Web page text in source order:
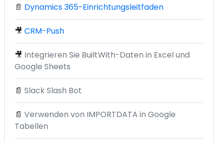
📄 Dynamics 365-Einrichtungsleitfaden
🎥 CRM-Push
🎥 Integrieren Sie BuiltWith-Daten in Excel und
Google Sheets
📄 Slack Slash Bot
📄 Verwenden von IMPORTDATA in Google
Tabellen